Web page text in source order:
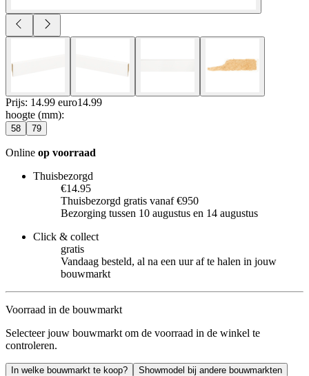
Prijs: 14.99 euro14.99
hoogte (mm):
58 79
Online op voorraad
Thuisbezorgd
€14.95
Thuisbezorgd gratis vanaf €950
Bezorging tussen 10 augustus en 14 augustus
Click & collect
gratis
Vandaag besteld, al na een uur af te halen in jouw
bouwmarkt
Voorraad in de bouwmarkt
Selecteer jouw bouwmarkt om de voorraad in de winkel te
controleren.
In welke bouwmarkt te koop? Showmodel bij andere bouwmarkten